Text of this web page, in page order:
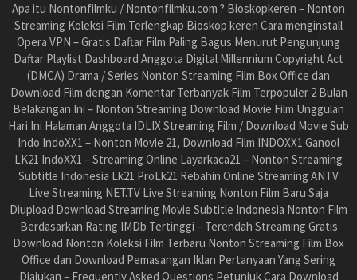
Apa itu Nontonfilmku / Nontonfilmku.com ? Bioskopkeren – Nonton
Streaming Koleksi Film Terlengkap Bioskop keren Cara menginstall
Opera VPN – Gratis Daftar Film Paling Bagus Menurut Pengunjung
Daftar Playlist Dashboard Anggota Digital Millennium Copyright Act
(DMCA) Drama / Series Nonton Streaming Film Box Office dan
Download Film dengan Komentar Terbanyak Film Terpopuler 2 Bulan
Belakangan Ini – Nonton Streaming Download Movie Film Unggulan
Hari Ini Halaman Anggota IDLIX Streaming Film / Download Movie Sub
Indo IndoXX1 – Nonton Movie 21, Download Film INDOXX1 Ganool
LK21 IndoXX1 – Streaming Online Layarkaca21 – Nonton Streaming
Subtitle Indonesia Lk21 ProLk21 Rebahin Online Streaming ANTV
Live Streaming NET.TV Live Streaming Nonton Film Baru Saja
Diupload Download Streaming Movie Subtitle Indonesia Nonton Film
Berdasarkan Rating IMDb Tertinggi – Terendah Streaming Gratis
Download Nonton Koleksi Film Terbaru Nonton Streaming Film Box
Office dan Download Pemasangan Iklan Pertanyaan Yang Sering
Diajukan – Frequently Asked Questions Petunjuk Cara Download